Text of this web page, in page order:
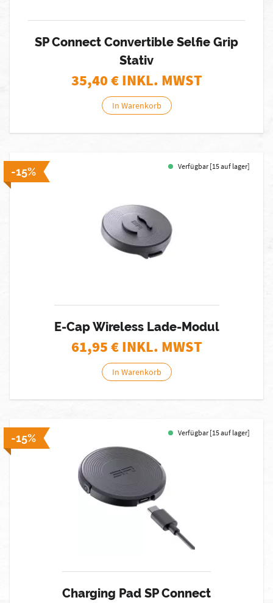
SP Connect Convertible Selfie Grip
Stativ
35,40€ INKL. MWST
In Warenkorb
-15% Verfügbar [15 auf lager]
E-Cap Wireless Lade-Modul
61,95€ INKL. MWST
In Warenkorb
-15% Verfügbar [15 auf lager]
Charging Pad SP Connect